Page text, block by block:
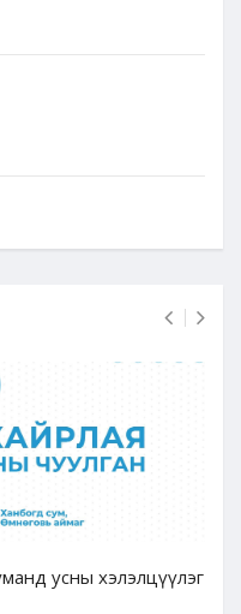
усны хэлэлцүүлэг